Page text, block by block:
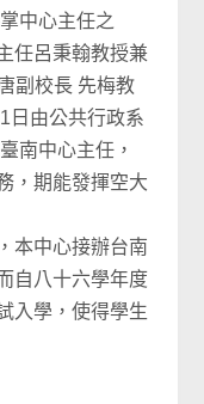
中心主任之
任呂秉翰教授兼
副校長 先梅教
日由公共行政系
南中心主任，
，期能發揮空大
本中心接辦台南
自八十六學年度
入學，使得學生